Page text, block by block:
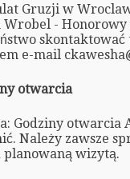
Gruzji w
Wrobel -
e-mail
otwarcia
Godziny otwarcia
Należy zawsze
planowaną wizytą.